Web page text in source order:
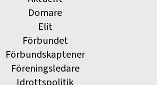
Domare
Elit
Förbundet
Förbundskaptener
Föreningsledare